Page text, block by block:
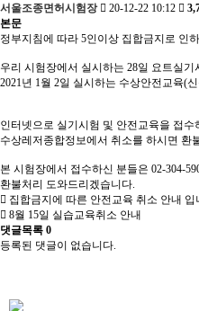
서울조종면허시험장
20-12-22 10:12
본문
정부지침에 따라 5인이상 집합금지로 인
우리 시험장에서 실시하는 28일 요트실
2021년 1월 2일 실시하는 수상안전교육(
인터넷으로 실기시험 및 안전교육을 접수
수상레저종합정보에서 취소를 하시면 환
본 시험장에서 접수하신 분들은 02-304-
환불처리 도와드리겠습니다.
집합금지에 따른 안전교육 취소 안내 입
8월 15일 실습교육취소 안내
댓글목록 0
등록된 댓글이 없습니다.